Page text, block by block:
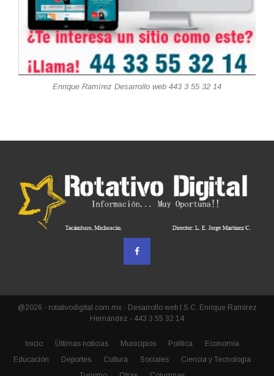
Enrique Ramírez Desarrollo web 443 3 55 32 14
@2026 - rotativodigital.com.mx - Desarrollo web I.S.C. Enrique Ramírez
Hernández - 443 3 55 32 14
Inicio Últimas noticias Municipios Política
Economía
Educación
Deportes Cultura Sociales
Ciencia y Tecnología